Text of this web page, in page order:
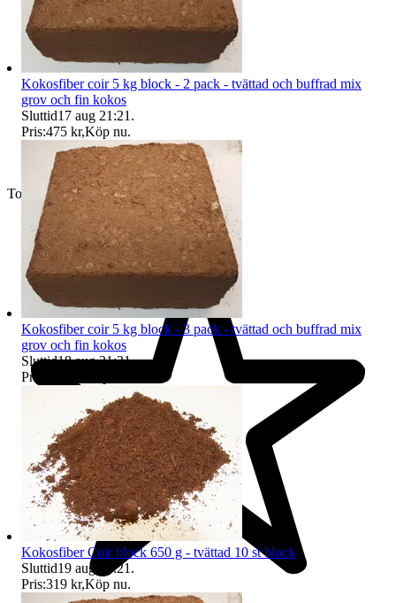
Toppsäljare
Kokosfiber coir 5 kg block - 2 pack - tvättad och buffrad mix
grov och fin kokos
Sluttid17 aug 21:21 .
Pris:475 kr,Köp nu.
Kokosfiber coir 5 kg block - 3 pack - tvättad och buffrad mix
grov och fin kokos
Sluttid18 aug 21:21.
Pris:
Kokosfiber Coir block 650 g - tvättad 10 st block
Sluttid19 aug 21:21 .
Pris:319 kr,Köp nu.